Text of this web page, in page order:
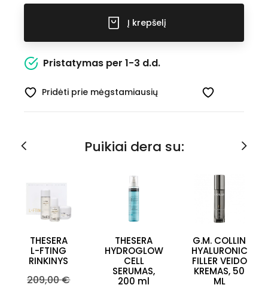
Į krepšelį
Pristatymas per 1-3 d.d.
Pridėti prie mėgstamiausių
Puikiai dera su:
THESERA
L-FTING
RINKINYS
Bazinė
209,00 €
THESERA
HYDROGLOW
CELL
SERUMAS,
200 ml
G.M. COLLIN
HYALURONIC
FILLER VEIDO
KREMAS, 50
ML